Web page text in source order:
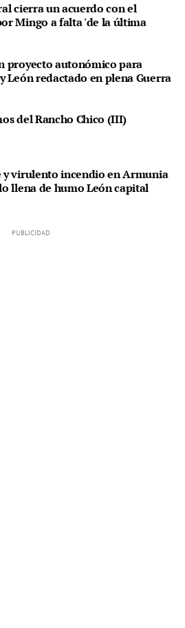
cierra un acuerdo con el
Mingo a falta 'de la última
proyecto autonómico para
León redactado en plena Guerra
del Rancho Chico (III)
y virulento incendio en Armunia
llena de humo León capital